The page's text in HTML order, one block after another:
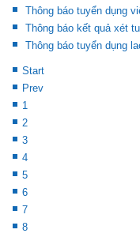
Thông báo tuyển dụng
Thông báo kết quả xét
Thông báo tuyển dụng
Start
Prev
1
2
3
4
5
6
7
8